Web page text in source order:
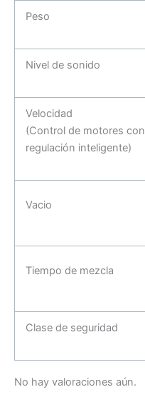
Peso
Nivel de sonido
Velocidad
(Control de motores con
regulación inteligente)
Vacio
Tiempo de mezcla
Clase de seguridad
No hay valoraciones aún.